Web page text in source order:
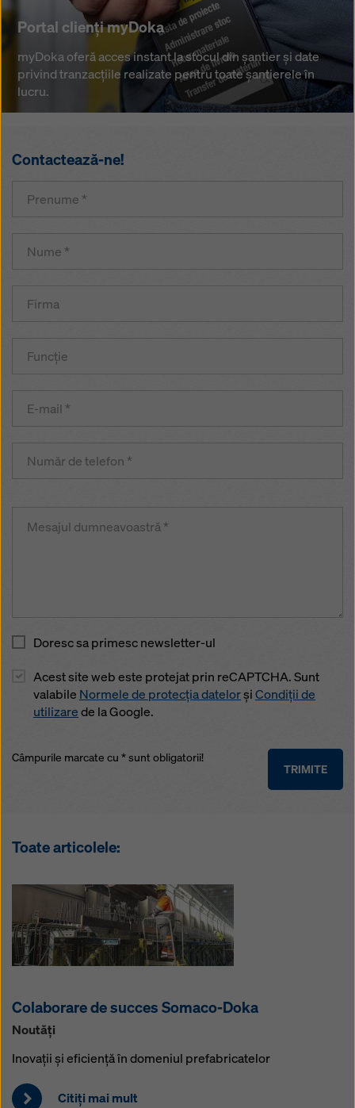
şi
compactare.
Portal clienți myDoka
myDoka oferă acces instant la stocul din șantier și date
privind tranzacțiile realizate pentru toate șantierele în
lucru.
Portal clienți myDoka
oferă
acces
instant
la
șantier
privind
tranzacțiile
realizate
pentru
toate
șantierele
lucru.
Contactează-ne!
Doresc sa primesc newsletter-ul
Acest site web este protejat prin reCAPTCHA. Sunt
valabile Normele de protecția datelorșiCondiții de
utilizarede la Google.
TRIMITE
Câmpurile marcate cu * sunt obligatorii!
Toate articolele:
Colaborare de succes Somaco-Doka
Noutăţi
Inovații și eficiență în domeniul prefabricatelor
Citiţi mai mult